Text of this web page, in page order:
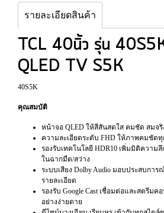
รายละเอียดสินค้า
TCL 40นิ้ว รุ่น
QLED TV S5K
40S5K
คุณสมบัติ
หน้าจอ QLED ให้สีสันสดใส คมชัด สมจ
ความละเอียดระดับ FHD ให้ภาพคมชัดทุ
รองรับเทคโนโลยี HDR10 เพิ่มมิติความ
ในฉากมืด/สว่าง
ระบบเสียง Dolby Audio มอบประสบกา
รายละเอียด
รองรับ Google Cast เชื่อมต่อและสตรีม
อย่างง่ายดาย